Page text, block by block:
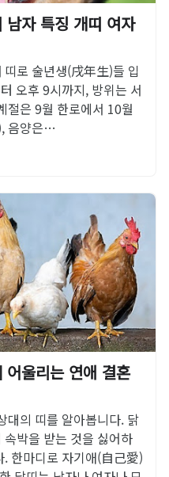
남자 특징 개띠 여자
로 술년생(戌年生)들 입
오후 9시까지, 방위는 서
절은 9월 한로에서 10월
음양은…
어울리는 연애 결혼
대의 띠를 알아봅니다. 닭
박을 받는 것을 싫어하
한마디로 자기애(自己愛)